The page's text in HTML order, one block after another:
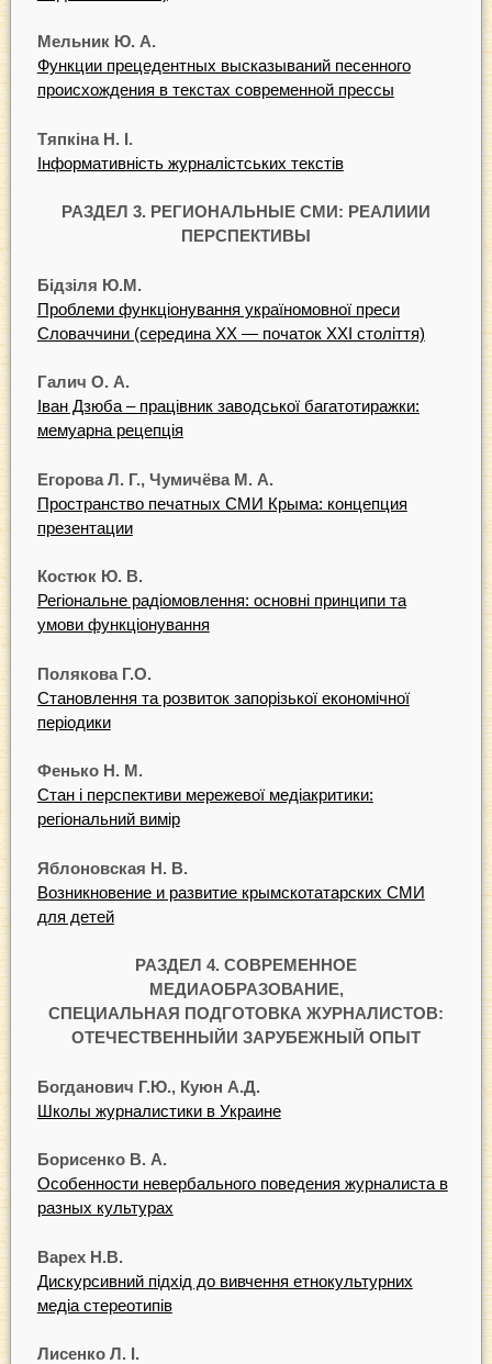
Мельник Ю. А.
Функции прецедентных высказываний песенного
происхождения в текстах современной прессы
Тяпкіна Н. І.
Інформативність журналістських текстів
РАЗДЕЛ 3. РЕГИОНАЛЬНЫЕ СМИ: РЕАЛИИИ
ПЕРСПЕКТИВЫ
Бідзіля Ю.М.
Проблеми функціонування україномовної преси
Словаччини (середина ХХ — початок ХХІ століття)
Галич О. А.
Іван Дзюба – працівник заводської багатотиражки:
мемуарна рецепція
Егорова Л. Г., Чумичёва М. А.
Пространство печатных СМИ Крыма: концепция
презентации
Костюк Ю. В.
Регіональне радіомовлення: основні принципи та
умови функціонування
Полякова Г.О.
Становлення та розвиток запорізької економічної
періодики
Фенько Н. М.
Стан і перспективи мережевої медіакритики:
регіональний вимір
Яблоновская Н. В.
Возникновение и развитие крымскотатарских СМИ
для детей
РАЗДЕЛ 4. СОВРЕМЕННОЕ
МЕДИАОБРАЗОВАНИЕ,
СПЕЦИАЛЬНАЯ ПОДГОТОВКА ЖУРНАЛИСТОВ:
ОТЕЧЕСТВЕННЫЙИ ЗАРУБЕЖНЫЙ ОПЫТ
Богданович Г.Ю., Куюн А.Д.
Школы журналистики в Украине
Борисенко В. А.
Особенности невербального поведения журналиста в
разных культурах
Варех Н.В.
Дискурсивний підхід до вивчення етнокультурних
медіа стереотипів
Лисенко Л. І.